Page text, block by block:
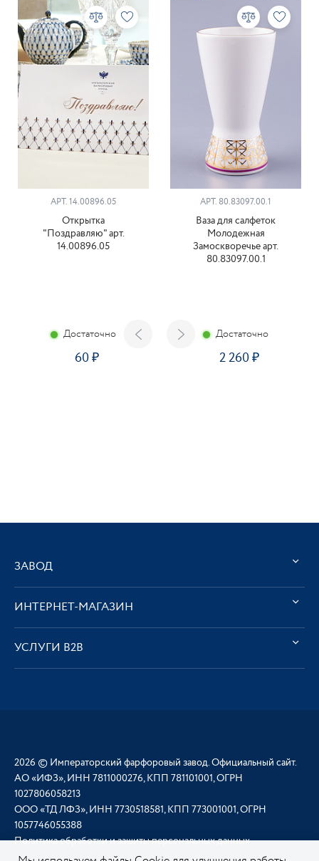
АРТ. 14.00896.05
Открытка
"Поздравляю" арт.
14.00896.05
Достаточно
60
АРТ. 80.83097.00.1
Ваза для салфеток
Молодежная
Замоскворечье арт.
80.83097.00.1
Достаточно
2 260
ЗАВОД
ИНТЕРНЕТ-МАГАЗИН
УСЛУГИ В2В
2026 © Императорский фарфоровый завод. Официальный сайт.
АО «ИФЗ», ИНН 7811000276, КПП 781101001, ОГРН
1027806058213
ООО «ТД ЛФЗ», ИНН 7730518581, КПП 773001001, ОГРН
1057746055388
Политика обработки и защиты персональных данных